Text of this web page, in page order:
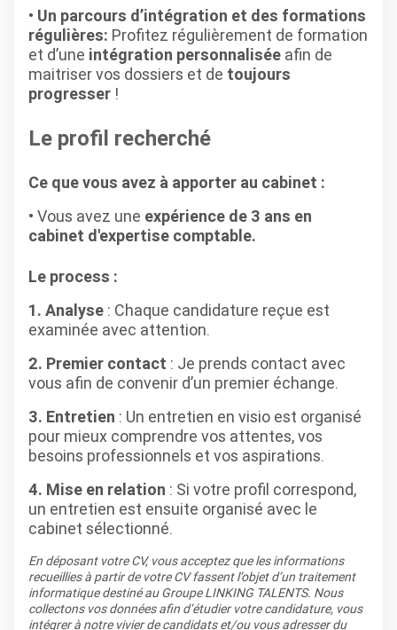
Un parcours d’intégration et des formations
régulières: Profitez régulièrement de formation
et d’une intégration personnalisée afin de
maitriser vos dossiers et de toujours
progresser !
Le profil recherché
Ce que vous avez à apporter au cabinet :
Vous avez une expérience de 3 ans en
cabinet d'expertise comptable.
Le process :
1. Analyse : Chaque candidature reçue est
examinée avec attention.
2. Premier contact : Je prends contact avec
vous afin de convenir d’un premier échange.
3. Entretien : Un entretien en visio est organisé
pour mieux comprendre vos attentes, vos
besoins professionnels et vos aspirations.
4. Mise en relation : Si votre profil correspond,
un entretien est ensuite organisé avec le
cabinet sélectionné.
En déposant votre CV, vous acceptez que les informations
recueillies à partir de votre CV fassent l’objet d’un traitement
informatique destiné au Groupe LINKING TALENTS. Nous
collectons vos données afin d’étudier votre candidature, vous
intégrer à notre vivier de candidats et/ou vous adresser du